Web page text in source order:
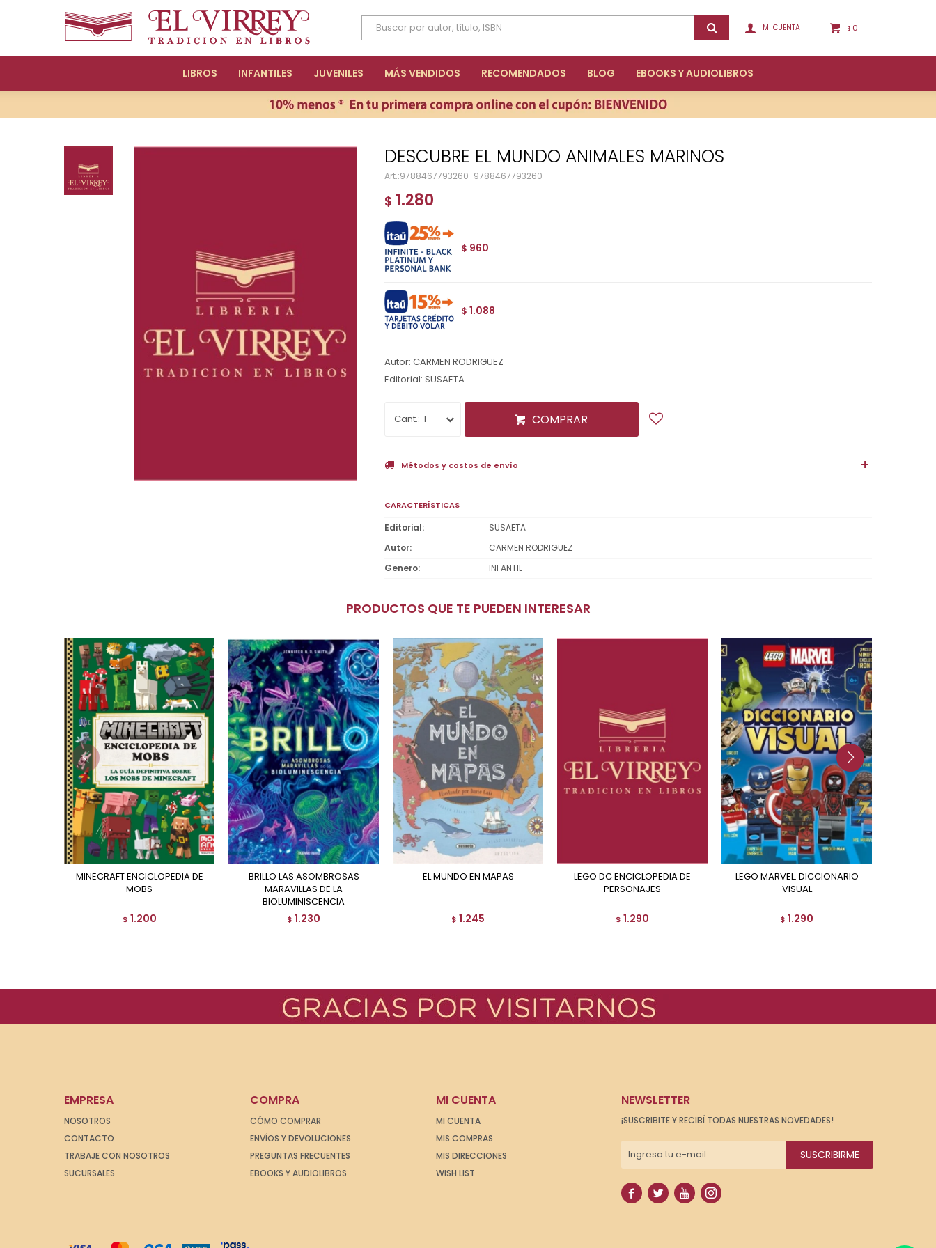
LIBROS INFANTILES JUVENILES MÁS VENDIDOS RECOMENDADOS BLOG EBOOKS Y AUDIOLIBROS
$ 0
DESCUBRE EL MUNDO ANIMALES MARINOS
9788467793260-9788467793260
$ 1.280
$ 960
$ 1.088
Autor: CARMEN RODRIGUEZ
Editorial: SUSAETA
1 COMPRAR
Métodos y costos de envío
CARACTERÍSTICAS
Editorial
SUSAETA
Autor
CARMEN RODRIGUEZ
Genero
INFANTIL
PRODUCTOS QUE TE PUEDEN INTERESAR
MINECRAFT ENCICLOPEDIA DE
MOBS
$ 1.200
BRILLO LAS ASOMBROSAS
MARAVILLAS DE LA
BIOLUMINISCENCIA
$ 1.230
EL MUNDO EN MAPAS
$ 1.245
LEGO DC ENCICLOPEDIA DE
PERSONAJES
$ 1.290
LEGO MARVEL. DICCIONARIO
VISUAL
$ 1.290
EMPRESA
NOSOTROS
CONTACTO
TRABAJE CON NOSOTROS
SUCURSALES
COMPRA
CÓMO COMPRAR
ENVÍOS Y DEVOLUCIONES
PREGUNTAS FRECUENTES
EBOOKS Y AUDIOLIBROS
MI CUENTA
MI CUENTA
MIS COMPRAS
MIS DIRECCIONES
WISH LIST
NEWSLETTER
¡SUSCRIBITE Y RECIBÍ TODAS NUESTRAS NOVEDADES!
SUSCRIBIRME
   